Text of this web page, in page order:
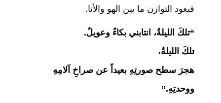
فيعود التوازن ما بين الهو والأنا.
“تلكَ الليلةُ، انتابني بكاءٌ وعويلٌ.
تلكَ الليلةُ،
هجرَ سطح صورتِهِ بعيداً عن صراخِ آلامِهِ
ووحدتِهِ.”